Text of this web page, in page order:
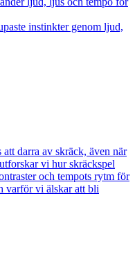
instinkter genom ljud,
att darra av skräck, även när
vi hur skräckspel
och tempots rytm för
varför vi älskar att bli